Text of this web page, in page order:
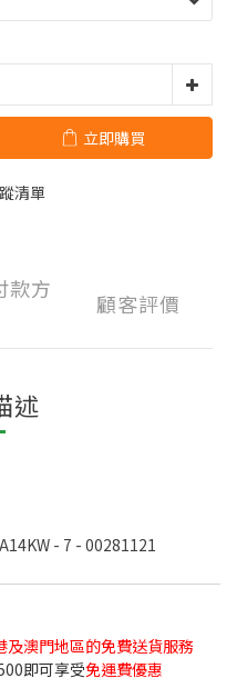
立即購買
清單
款方
顧客評價
述
- 7 - 00281121
及澳門地區的免費送貨服務
即可享受免運費優惠